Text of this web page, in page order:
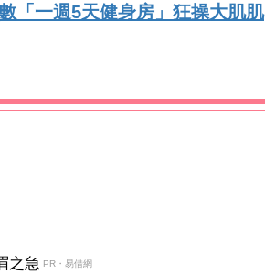
「一週5天健身房」狂操大肌肌
之急 PR・易借網